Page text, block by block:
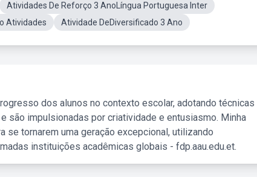
Atividades De Reforço 3 AnoLíngua Portuguesa Inter
Atividades Atividade DeDiversificado 3 Ano
dos alunos no contexto escolar, adotando técnicas
são impulsionadas por criatividade e entusiasmo. Minha
se tornarem uma geração excepcional, utilizando
instituições acadêmicas globais - fdp.aau.edu.et.